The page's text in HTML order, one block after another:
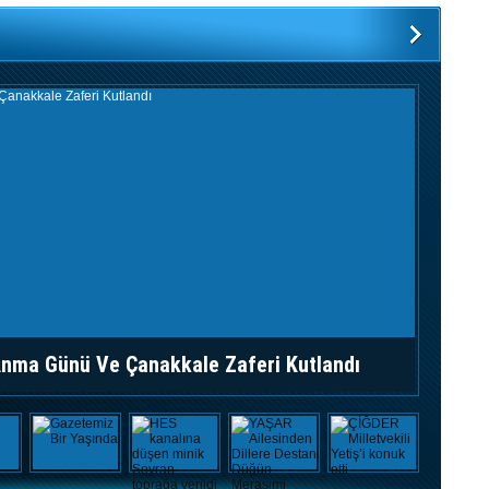
şiddetle kınıyoruz dedi.
Nemrut Dağı Ünlüleri
Ağırladı
Dünyanın 8. harikası olarak
Mehmet Ersoy’un eşi Pervin
Ersoy ve beraberindeki
ünlüler 2206 metre
yüksekliğinde verilen konser
Günü Ve Çanakkale Zaferi Kutlandı